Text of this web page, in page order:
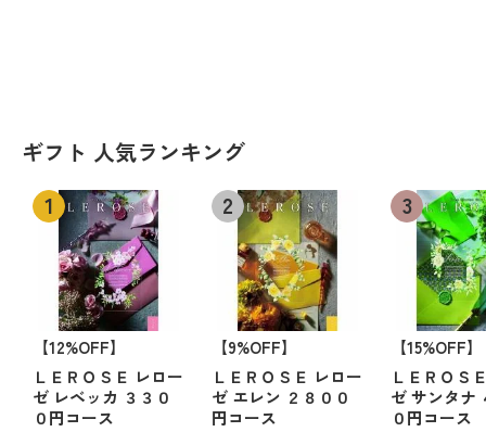
ギフト 人気ランキング
【12%OFF】
ＬＥＲＯＳＥ レロー
ゼ レベッカ ３３０
０円コース
【9%OFF】
ＬＥＲＯＳＥ レロー
ゼ エレン ２８００
円コース
【15%OFF】
ＬＥＲＯＳ
ゼ サンタナ
０円コース